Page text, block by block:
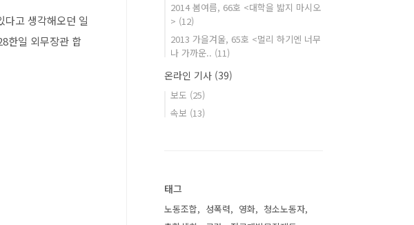
다고 생각해오던 일
한일 외무장관 합
2014 봄여름, 66호 <대학을 밟지 마시오
> (12)
2013 가을겨울, 65호 <멀리 하기엔 너무
나 가까운.. (11)
온라인 기사 (39)
보도 (25)
속보 (13)
태그
노동조합 성폭력 영화
청소노동자